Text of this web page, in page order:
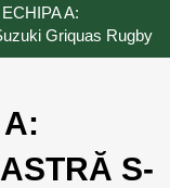
A:
Griquas Rugby
S-